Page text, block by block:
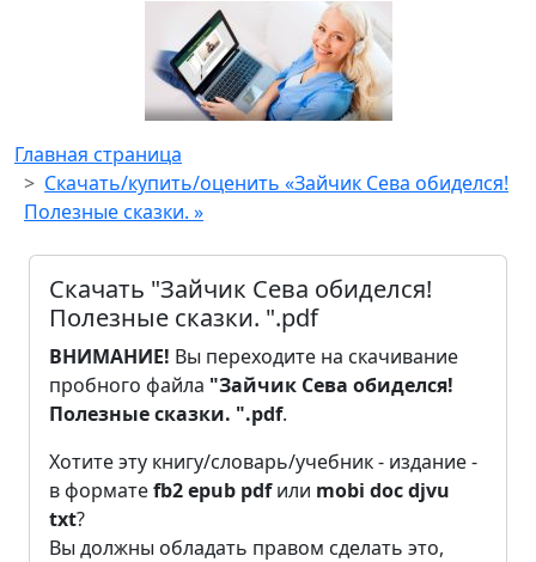
Главная страница
Скачать/купить/оценить «Зайчик Сева обиделся!
Полезные сказки. »
Скачать "Зайчик Сева обиделся!
Полезные сказки. ".pdf
ВНИМАНИЕ! Вы переходите на скачивание
пробного файла "Зайчик Сева обиделся!
Полезные сказки. ".pdf.
Хотите эту книгу/словарь/учебник - издание -
в форматеfb2epub pdfили mobi docdjvu
txt?
Вы должны обладать правом сделать это,